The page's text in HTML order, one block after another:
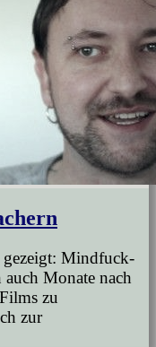
Mindfuck-
Monate nach
zu
zur